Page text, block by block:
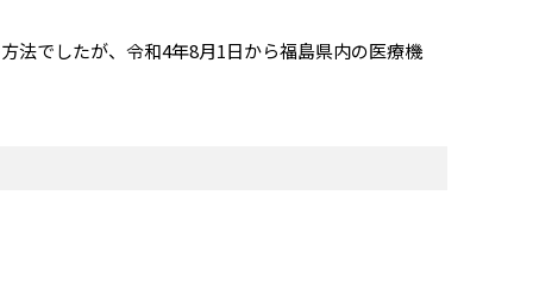
法でしたが、令和4年8月1日から福島県内の医療機